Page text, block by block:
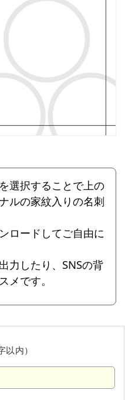
選択することで上の
ルの家紋入りの名刺
ロードしてご自由に
力したり、SNSの背
メです。
内）